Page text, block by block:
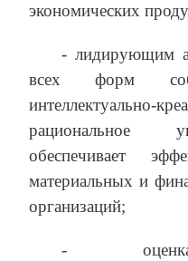
экономических
‑ лидирующим
всех форм
рациональное
обеспечивает
материальных и
организаций;
‑ оценка